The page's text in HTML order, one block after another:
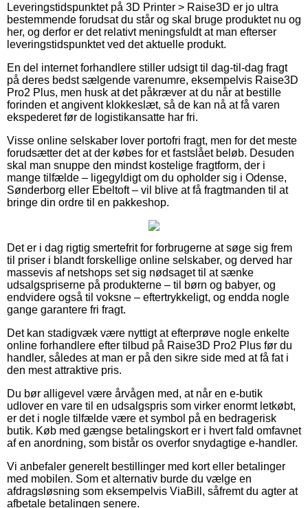
Leveringstidspunktet på 3D Printer > Raise3D er jo ultra
bestemmende forudsat du står og skal bruge produktet nu og
her, og derfor er det relativt meningsfuldt at man efterser
leveringstidspunktet ved det aktuelle produkt.
En del internet forhandlere stiller udsigt til dag-til-dag fragt
på deres bedst sælgende varenumre, eksempelvis Raise3D
Pro2 Plus, men husk at det påkræver at du når at bestille
forinden et angivent klokkeslæt, så de kan nå at få varen
ekspederet før de logistikansatte har fri.
Visse online selskaber lover portofri fragt, men for det meste
forudsætter det at der købes for et fastslået beløb. Desuden
skal man snuppe den mindst kostelige fragtform, der i
mange tilfælde – ligegyldigt om du opholder sig i Odense,
Sønderborg eller Ebeltoft – vil blive at få fragtmanden til at
bringe din ordre til en pakkeshop.
Det er i dag rigtig smertefrit for forbrugerne at søge sig frem
til priser i blandt forskellige online selskaber, og derved har
massevis af netshops set sig nødsaget til at sænke
udsalgspriserne på produkterne – til børn og babyer, og
endvidere også til voksne – eftertrykkeligt, og endda nogle
gange garantere fri fragt.
Det kan stadigvæk være nyttigt at efterprøve nogle enkelte
online forhandlere efter tilbud på Raise3D Pro2 Plus før du
handler, således at man er på den sikre side med at få fat i
den mest attraktive pris.
Du bør alligevel være årvågen med, at når en e-butik
udlover en vare til en udsalgspris som virker enormt letkøbt,
er det i nogle tilfælde være et symbol på en bedragerisk
butik. Køb med gængse betalingskort er i hvert fald omfavnet
af en anordning, som bistår os overfor snydagtige e-handler.
Vi anbefaler generelt bestillinger med kort eller betalinger
med mobilen. Som et alternativ burde du vælge en
afdragsløsning som eksempelvis ViaBill, såfremt du agter at
afbetale betalingen senere.